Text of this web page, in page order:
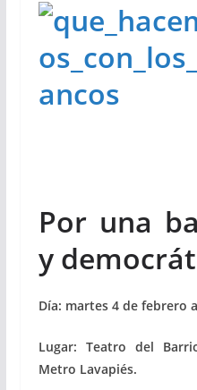
Por una
y
Día: martes 4 de febrero
Lugar: Teatro del
Metro Lavapiés.